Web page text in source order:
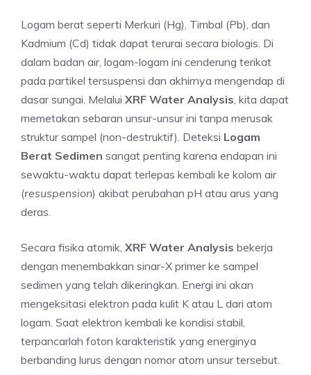
Logam berat seperti Merkuri (Hg), Timbal (Pb), dan
Kadmium (Cd) tidak dapat terurai secara biologis. Di
dalam badan air, logam-logam ini cenderung terikat
pada partikel tersuspensi dan akhirnya mengendap di
dasar sungai. Melalui XRF Water Analysis, kita dapat
memetakan sebaran unsur-unsur ini tanpa merusak
struktur sampel (non-destruktif). Deteksi Logam
Berat Sedimen sangat penting karena endapan ini
sewaktu-waktu dapat terlepas kembali ke kolom air
(resuspension) akibat perubahan pH atau arus yang
deras.
Secara fisika atomik, XRF Water Analysis bekerja
dengan menembakkan sinar-X primer ke sampel
sedimen yang telah dikeringkan. Energi ini akan
mengeksitasi elektron pada kulit K atau L dari atom
logam. Saat elektron kembali ke kondisi stabil,
terpancarlah foton karakteristik yang energinya
berbanding lurus dengan nomor atom unsur tersebut.